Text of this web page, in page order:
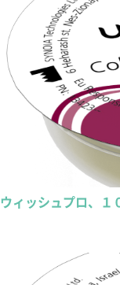
ウィッシュプロ、１